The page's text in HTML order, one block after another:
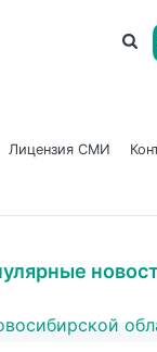
Лицензия СМИ